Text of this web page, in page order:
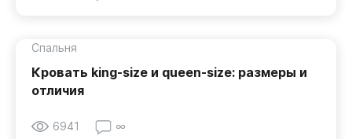
Спальня
Кровать king-size и queen-size: размеры и
отличия
6941 ∞